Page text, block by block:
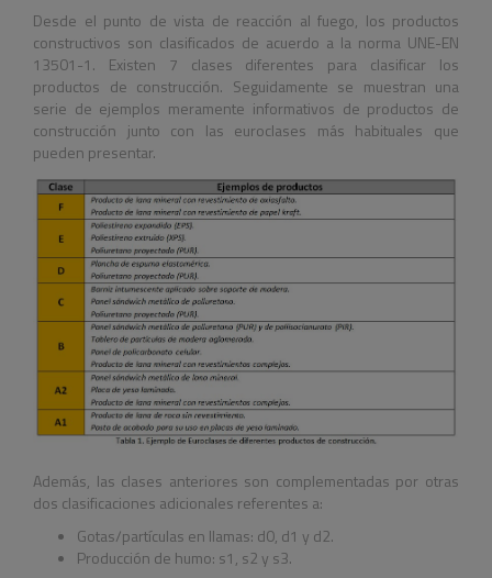
Desde el punto de vista de reacción al fuego, los productos
constructivos son clasificados de acuerdo a la norma UNE-EN
13501-1. Existen 7 clases diferentes para clasificar los
productos de construcción. Seguidamente se muestran una
serie de ejemplos meramente informativos de productos de
construcción junto con las euroclases más habituales que
pueden presentar.
Además, las clases anteriores son complementadas por otras
dos clasificaciones adicionales referentes a:
Gotas/partículas en llamas: d0, d1 y d2.
Producción de humo: s1, s2 y s3.